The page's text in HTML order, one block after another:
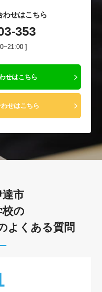
わせはこちら
353
]
せはこちら
せはこちら
市
校の
よくある質問